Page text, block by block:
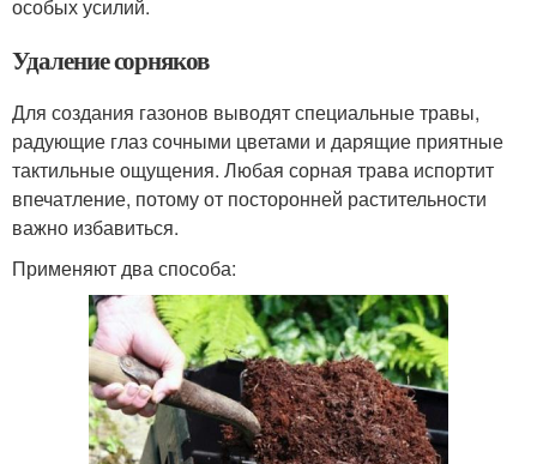
особых усилий.
Удаление сорняков
Для создания газонов выводят специальные травы,
радующие глаз сочными цветами и дарящие приятные
тактильные ощущения. Любая сорная трава испортит
впечатление, потому от посторонней растительности
важно избавиться.
Применяют два способа: